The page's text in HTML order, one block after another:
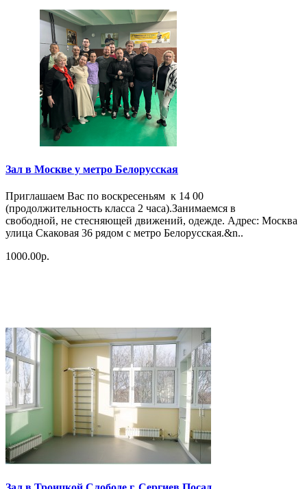
Зал в Москве у метро Белорусская
Приглашаем Вас по воскресеньям к 14 00
(продолжительность класса 2 часа).Занимаемся в
свободной, не стесняющей движений, одежде. Адрес: Москва
улица Скаковая 36 рядом с метро Белорусская.&n..
1000.00р.